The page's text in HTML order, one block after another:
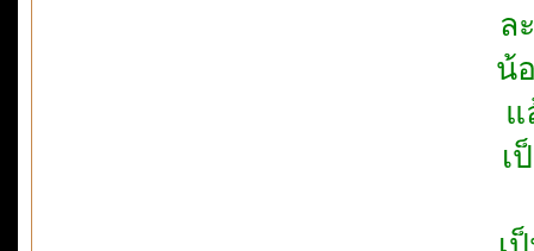
ล
น้
แ
เ